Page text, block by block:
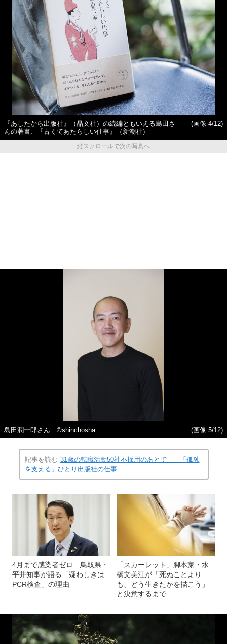
『あしたから出版社』（晶文社）の続編ともいえる島田さ
んの著書、『古くてあたらしい仕事』（新潮社）
(画像 4/12)
縦スクロールで次の写真へ
島田潤一郎さん ©shinchosha (画像 5/12)
記事を読む 31歳の転職活動50社不採用のあとで――「孤独
を支える」ひとり出版社の仕事
4月まで感染者ゼロ 鳥取県・
平井知事が語る「疑わしきは
PCR検査」の理由
「スカーレット」脚本家・水
橋文美江が「死ぬことより
も、どう生きたかを描こう」
と決意するまで